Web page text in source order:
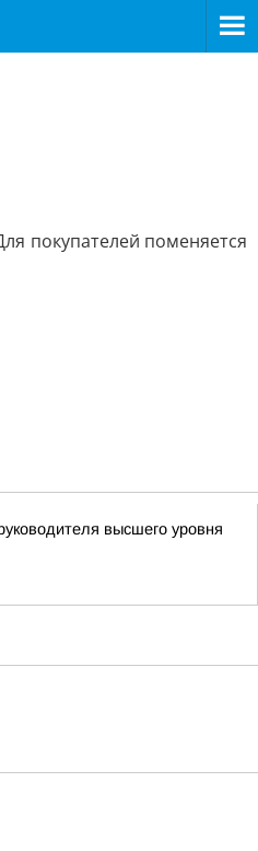
покупателей поменяется
высшего уровня